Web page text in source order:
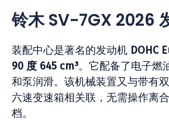
铃木 SV-7GX 2026
装配中心是著名的发动机 DOHC
90 度 645 cm³。它配备了电子燃
和泵润滑。该机械装置又与带有
六速变速箱相关联，无需操作离
档。